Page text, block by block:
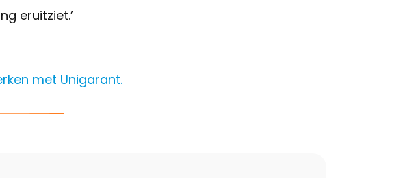
eruitziet.’
met Unigarant.